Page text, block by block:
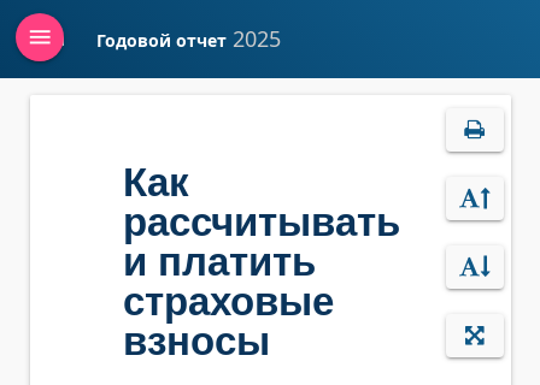
Войти Годовой отчет 2025
menu
Как
рассчитывать
и платить
страховые
взносы